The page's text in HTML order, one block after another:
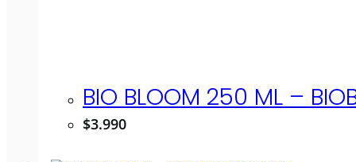
BIO BLOOM 250 ML –
$3.990